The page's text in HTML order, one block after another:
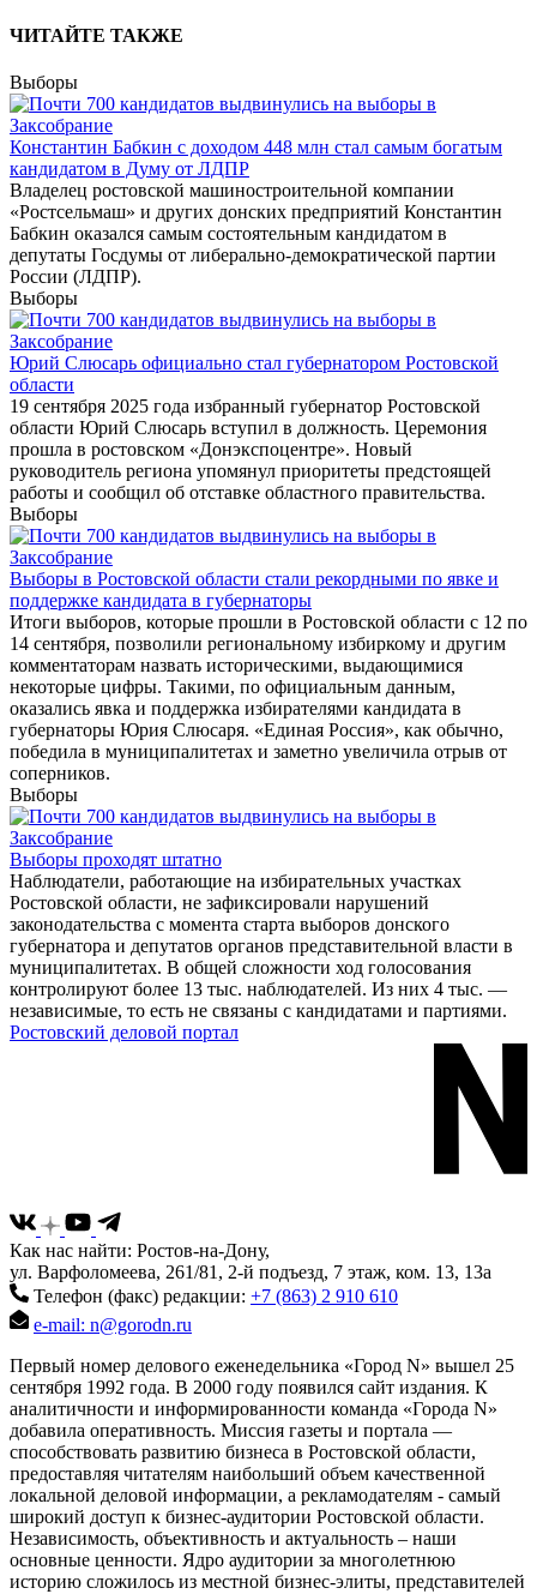
ЧИТАЙТЕ ТАКЖЕ
Выборы
Константин Бабкин с доходом 448 млн стал самым богатым
кандидатом в Думу от ЛДПР
Владелец ростовской машиностроительной компании
«Ростсельмаш» и других донских предприятий Константин
Бабкин оказался самым состоятельным кандидатом в
депутаты Госдумы от либерально-демократической партии
России (ЛДПР).
Выборы
Юрий Слюсарь официально стал губернатором Ростовской
области
19 сентября 2025 года избранный губернатор Ростовской
области Юрий Слюсарь вступил в должность. Церемония
прошла в ростовском «Донэкспоцентре». Новый
руководитель региона упомянул приоритеты предстоящей
работы и сообщил об отставке областного правительства.
Выборы
Выборы в Ростовской области стали рекордными по явке и
поддержке кандидата в губернаторы
Итоги выборов, которые прошли в Ростовской области с 12 по
14 сентября, позволили региональному избиркому и другим
комментаторам назвать историческими, выдающимися
некоторые цифры. Такими, по официальным данным,
оказались явка и поддержка избирателями кандидата в
губернаторы Юрия Слюсаря. «Единая Россия», как обычно,
победила в муниципалитетах и заметно увеличила отрыв от
соперников.
Выборы
Выборы проходят штатно
Наблюдатели, работающие на избирательных участках
Ростовской области, не зафиксировали нарушений
законодательства с момента старта выборов донского
губернатора и депутатов органов представительной власти в
муниципалитетах. В общей сложности ход голосования
контролируют более 13 тыс. наблюдателей. Из них 4 тыс. —
независимые, то есть не связаны с кандидатами и партиями.
Ростовский деловой портал
Как нас найти: Ростов-на-Дону,
ул. Варфоломеева, 261/81, 2-й подъезд, 7 этаж, ком. 13, 13а
Телефон (факс) редакции: +7 (863) 2 910 610
e-mail: n@gorodn.ru
Первый номер делового еженедельника «Город N» вышел 25
сентября 1992 года. В 2000 году появился сайт издания. К
аналитичности и информированности команда «Города N»
добавила оперативность. Миссия газеты и портала —
способствовать развитию бизнеса в Ростовской области,
предоставляя читателям наибольший объем качественной
локальной деловой информации, а рекламодателям - самый
широкий доступ к бизнес-аудитории Ростовской области.
Независимость, объективность и актуальность – наши
основные ценности. Ядро аудитории за многолетнюю
историю сложилось из местной бизнес-элиты, представителей